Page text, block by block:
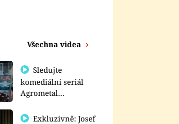
Všechna videa
Sledujte
komediální seriál
Agrometal
prima+
Exkluzivně: Josef